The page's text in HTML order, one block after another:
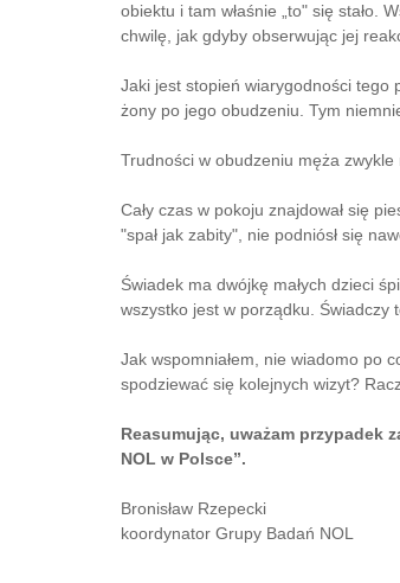
obiektu i tam właśnie „to" się stało.
chwilę, jak gdyby obserwując jej
Jaki jest stopień wiarygodności tego
żony po jego obudzeniu. Tym
Trudności w obudzeniu męża zwykle
Cały czas w pokoju znajdował się
"spał jak zabity", nie podniósł się
Świadek ma dwójkę małych dzieci
wszystko jest w porządku. Świadczy
Jak wspomniałem, nie wiadomo po
spodziewać się kolejnych wizyt?
Reasumując, uważam przypadek
NOL w Polsce”.
Bronisław Rzepecki
koordynator Grupy Badań NOL